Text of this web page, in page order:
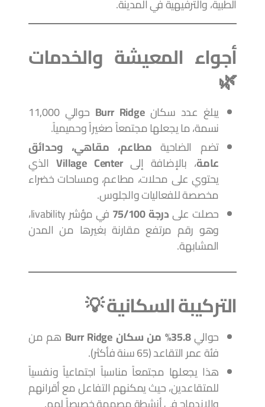
الطبية، والترفيهية في المدينة.
أجواء المعيشة والخدمات
🌿
يبلغ عدد سكان Burr Ridge
حوالي 11,000
نسمة، ما يجعلها مجتمعاً صغيراً وحميمياً.
تضم الضاحية مطاعم، مقاهي، وحدائق
عامة، بالإضافة إلى Village Centerالذي
يحتوي على محلات، مطاعم، ومساحات خضراء
مخصصة للفعاليات والجلوس.
حصلت علىدرجة 75/100
في مؤشر livability،
وهو رقم مرتفع مقارنة بغيرها من المدن
المشابهة.
التركيبة السكانية 💡
حوالي35.8% من سكان Burr Ridge
هم من
فئة عمر التقاعد (65 سنة فأكثر).
هذا يجعلها مجتمعاً مناسباً اجتماعياً ونفسياً
للمتقاعدين، حيث يمكنهم التفاعل مع أقرانهم